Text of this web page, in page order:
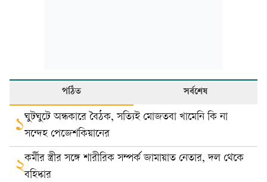
পঠিত সর্বশেষ
১ঘুটঘুটে অন্ধকারে বৈঠক, সত্যিই মোজতবা খামেনি কি না
সন্দেহ পেজেশকিয়ানের
২কর্মীর স্ত্রীর সঙ্গে শারীরিক সম্পর্ক জামায়াত নেতার, দল থেকে
বহিষ্কার